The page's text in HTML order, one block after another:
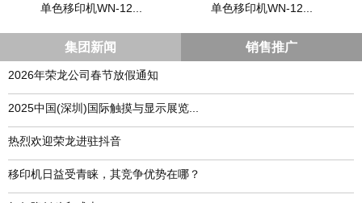
单色移印机WN-12... 单色移印机WN-12...
集团新闻 销售推广
2026年荣龙公司春节放假通知
​2025中国(深圳)国际触摸与显示展览...
热烈欢迎荣龙进驻抖音
移印机日益受青睐，其竞争优势在哪？